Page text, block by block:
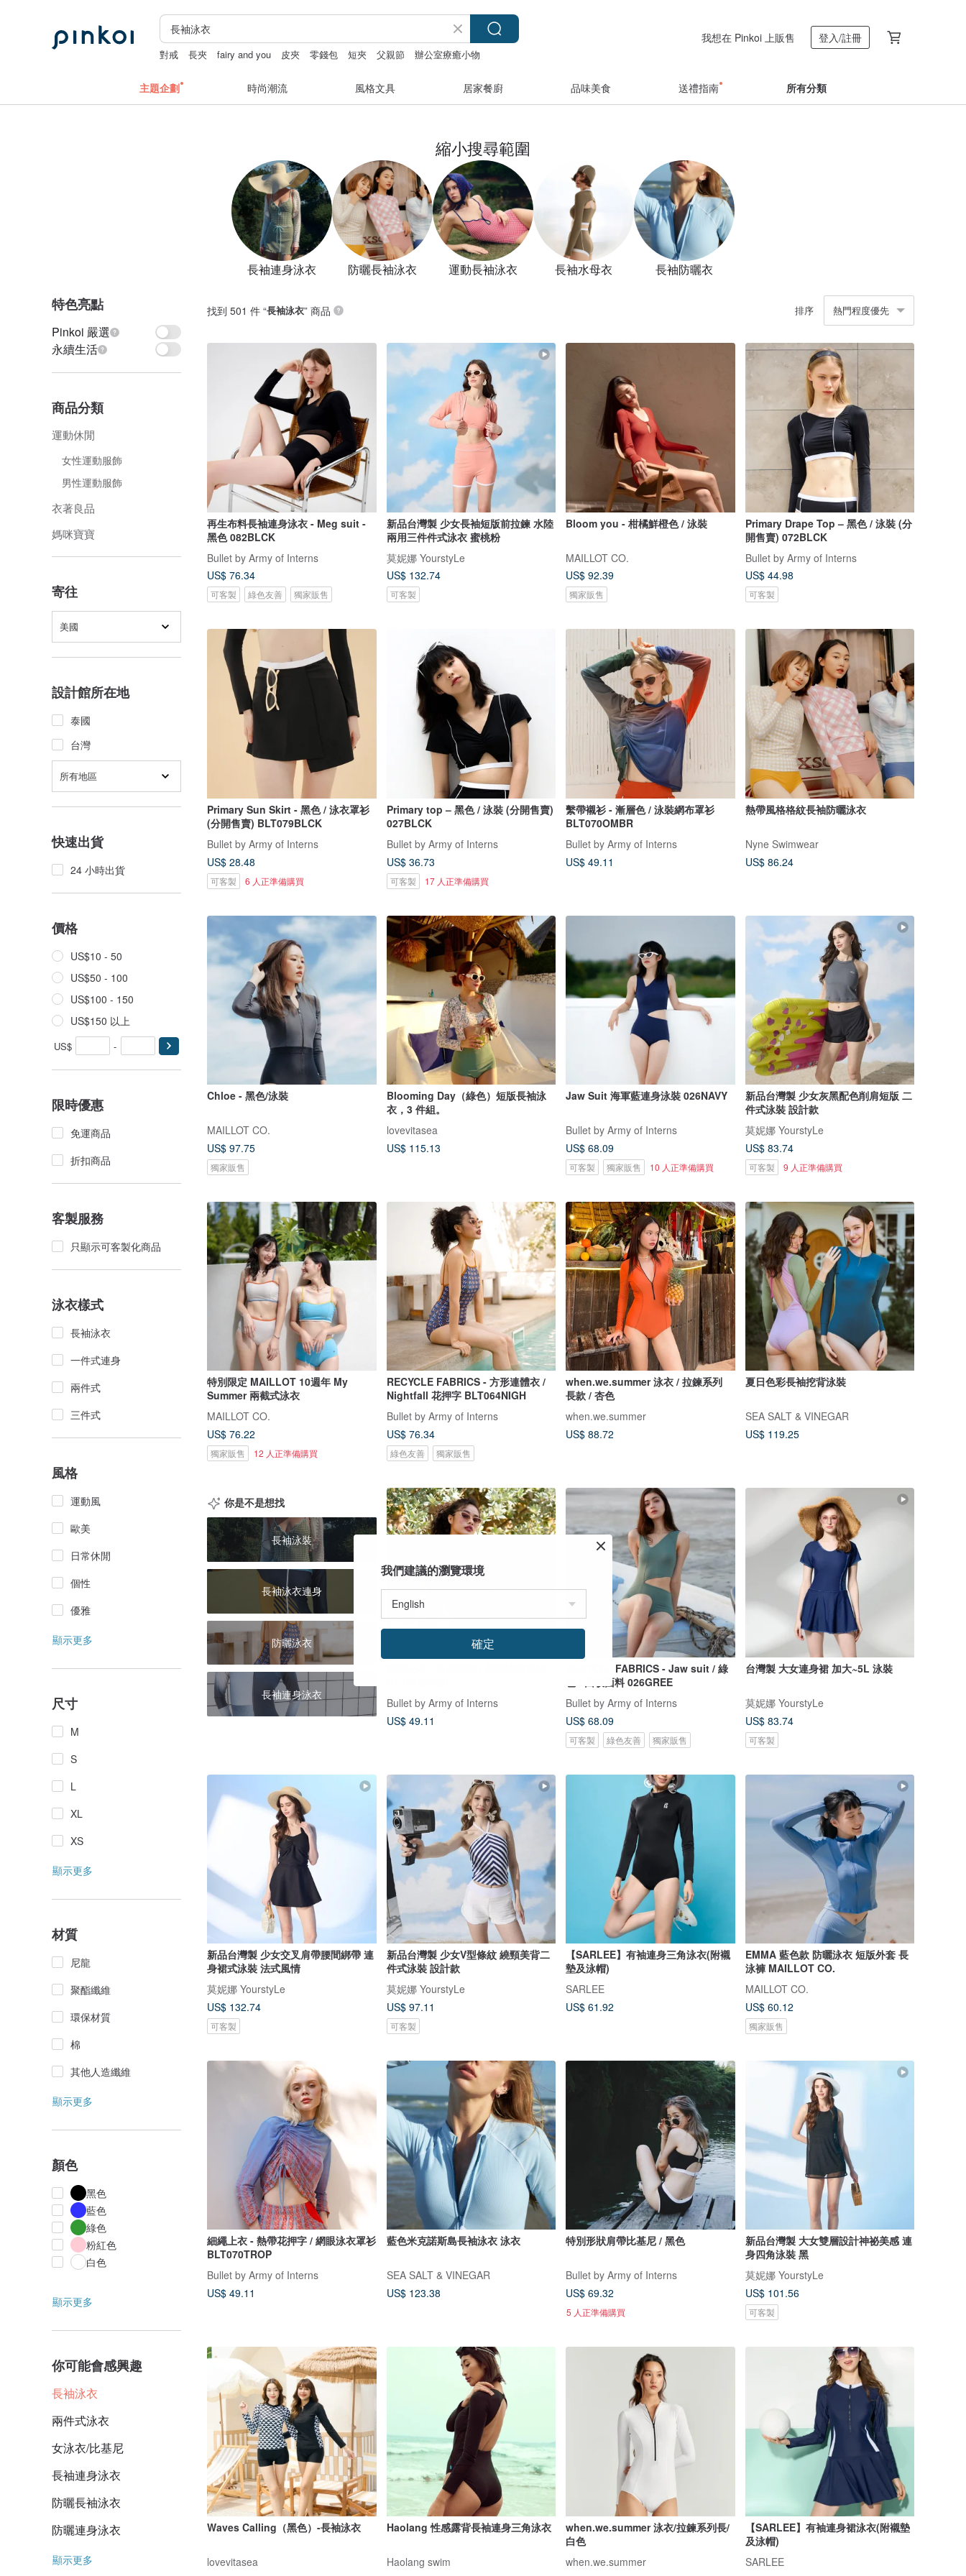
對戒 長夾 fairy and you 皮夾 零錢包 短夾 父親節 辦公室療癒小物
我想在 Pinkoi 上販售 登入/註冊
主題企劃 時尚潮流 風格文具 居家餐廚 品味美食 送禮指南 所有分類
縮小搜尋範圍
長袖連身泳衣 防曬長袖泳衣 運動長袖泳衣 長袖水母衣 長袖防曬衣
特色亮點
Pinkoi 嚴選
永續生活
商品分類
運動休閒
女性運動服飾
男性運動服飾
衣著良品
媽咪寶寶
寄往
美國
設計館所在地
泰國
台灣
所有地區
快速出貨
24 小時出貨
價格
US$10 - 50
US$50 - 100
US$100 - 150
US$150 以上
US$ -
限時優惠
免運商品
折扣商品
客製服務
只顯示可客製化商品
泳衣樣式
長袖泳衣
一件式連身
兩件式
三件式
風格
運動風
歐美
日常休閒
個性
優雅
顯示更多
尺寸
M
S
L
XL
XS
顯示更多
材質
尼龍
聚酯纖維
環保材質
棉
其他人造纖維
顯示更多
顏色
黑色
藍色
綠色
粉紅色
白色
顯示更多
你可能會感興趣
長袖泳衣
兩件式泳衣
女泳衣/比基尼
長袖連身泳衣
防曬長袖泳衣
防曬連身泳衣
顯示更多
找到 501 件 “長袖泳衣” 商品 排序 熱門程度優先
再生布料長袖連身泳衣 - Meg suit -
黑色 082BLCK
Bullet by Army of Interns
US$ 76.34
可客製 綠色友善 獨家販售
新品台灣製 少女長袖短版前拉鍊 水陸
兩用三件件式泳衣 蜜桃粉
莫妮娜 YourstyLe
US$ 132.74
可客製
Bloom you - 柑橘鮮橙色 / 泳裝
MAILLOT CO.
US$ 92.39
獨家販售
Primary Drape Top – 黑色 / 泳裝 (分
開售賣) 072BLCK
Bullet by Army of Interns
US$ 44.98
可客製
Primary Sun Skirt - 黑色 / 泳衣罩衫
(分開售賣) BLT079BLCK
Bullet by Army of Interns
US$ 28.48
可客製 6 人正準備購買
Primary top – 黑色 / 泳裝 (分開售賣)
027BLCK
Bullet by Army of Interns
US$ 36.73
可客製 17 人正準備購買
繫帶襯衫 - 漸層色 / 泳裝網布罩衫
BLT070OMBR
Bullet by Army of Interns
US$ 49.11
熱帶風格格紋長袖防曬泳衣
Nyne Swimwear
US$ 86.24
Chloe - 黑色/泳裝
MAILLOT CO.
US$ 97.75
獨家販售
Blooming Day（綠色）短版長袖泳
衣，3 件組。
lovevitasea
US$ 115.13
Jaw Suit 海軍藍連身泳裝 026NAVY
Bullet by Army of Interns
US$ 68.09
可客製 獨家販售 10 人正準備購買
新品台灣製 少女灰黑配色削肩短版 二
件式泳裝 設計款
莫妮娜 YourstyLe
US$ 83.74
可客製 9 人正準備購買
特別限定 MAILLOT 10週年 My
Summer 兩截式泳衣
MAILLOT CO.
US$ 76.22
獨家販售 12 人正準備購買
RECYCLE FABRICS - 方形連體衣 /
Nightfall 花押字 BLT064NIGH
Bullet by Army of Interns
US$ 76.34
綠色友善 獨家販售
when.we.summer 泳衣 / 拉鍊系列
長款 / 杏色
when.we.summer
US$ 88.72
夏日色彩長袖挖背泳裝
SEA SALT & VINEGAR
US$ 119.25
你是不是想找
長袖泳裝
長袖泳衣連身
防曬泳衣
長袖連身泳衣
Bullet by Army of Interns
US$ 49.11
RECYCLE FABRICS - Jaw suit / 綠
色 / 回收面料 026GREE
Bullet by Army of Interns
US$ 68.09
可客製 綠色友善 獨家販售
台灣製 大女連身裙 加大~5L 泳裝
莫妮娜 YourstyLe
US$ 83.74
可客製
新品台灣製 少女交叉肩帶腰間綁帶 連
身裙式泳裝 法式風情
莫妮娜 YourstyLe
US$ 132.74
可客製
新品台灣製 少女V型條紋 繞頸美背二
件式泳裝 設計款
莫妮娜 YourstyLe
US$ 97.11
可客製
【SARLEE】有袖連身三角泳衣(附襯
墊及泳帽)
SARLEE
US$ 61.92
EMMA 藍色款 防曬泳衣 短版外套 長
泳褲 MAILLOT CO.
MAILLOT CO.
US$ 60.12
獨家販售
細繩上衣 - 熱帶花押字 / 網眼泳衣罩衫
BLT070TROP
Bullet by Army of Interns
US$ 49.11
藍色米克諾斯島長袖泳衣 泳衣
SEA SALT & VINEGAR
US$ 123.38
特別形狀肩帶比基尼 / 黑色
Bullet by Army of Interns
US$ 69.32
5 人正準備購買
新品台灣製 大女雙層設計神祕美感 連
身四角泳裝 黑
莫妮娜 YourstyLe
US$ 101.56
可客製
Waves Calling（黑色）-長袖泳衣
lovevitasea
Haolang 性感露背長袖連身三角泳衣
Haolang swim
when.we.summer 泳衣/拉鍊系列長/
白色
when.we.summer
【SARLEE】有袖連身裙泳衣(附襯墊
及泳帽)
SARLEE
我們建議的瀏覽環境
確定